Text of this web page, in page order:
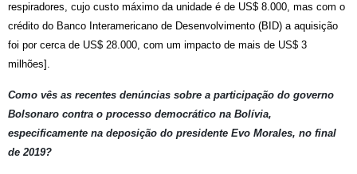
respiradores, cujo custo máximo da unidade é de US$ 8.000, mas com o
crédito do Banco Interamericano de Desenvolvimento (BID) a aquisição
foi por cerca de US$ 28.000, com um impacto de mais de US$ 3
milhões].
Como vês as recentes denúncias sobre a participação do governo
Bolsonaro contra o processo democrático na Bolívia,
especificamente na deposição do presidente Evo Morales, no final
de 2019?